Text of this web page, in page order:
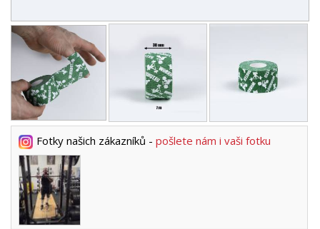
Fotky našich zákazníků - pošlete nám i vaši fotku